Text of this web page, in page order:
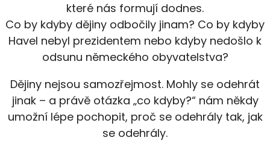
které nás formují dodnes.
Co by kdyby dějiny odbočily jinam? Co by kdyby
Havel nebyl prezidentem nebo kdyby nedošlo k
odsunu německého obyvatelstva?
Dějiny nejsou samozřejmost. Mohly se odehrát
jinak – a právě otázka „co kdyby?“ nám někdy
umožní lépe pochopit, proč se odehrály tak, jak
se odehrály.